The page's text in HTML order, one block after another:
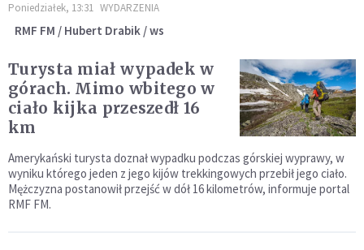
Poniedziałek, 13:31 WYDARZENIA
RMF FM / Hubert Drabik / ws
Turysta miał wypadek w
górach. Mimo wbitego w
ciało kijka przeszedł 16
km
Amerykański turysta doznał wypadku podczas górskiej wyprawy, w
wyniku którego jeden z jego kijów trekkingowych przebił jego ciało.
Mężczyzna postanowił przejść w dół 16 kilometrów, informuje portal
RMF FM.